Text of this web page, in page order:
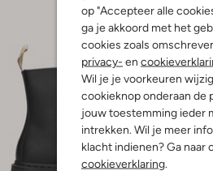
op "Accepteer alle
ga je akkoord met het
cookies zoals
privacy- en
Wil je je voorkeuren
cookieknop onderaan de
jouw toestemming ieder
intrekken. Wil je meer
klacht indienen? Ga naar
cookieverklaring